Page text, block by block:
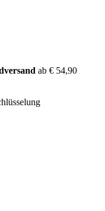
ab € 54,90